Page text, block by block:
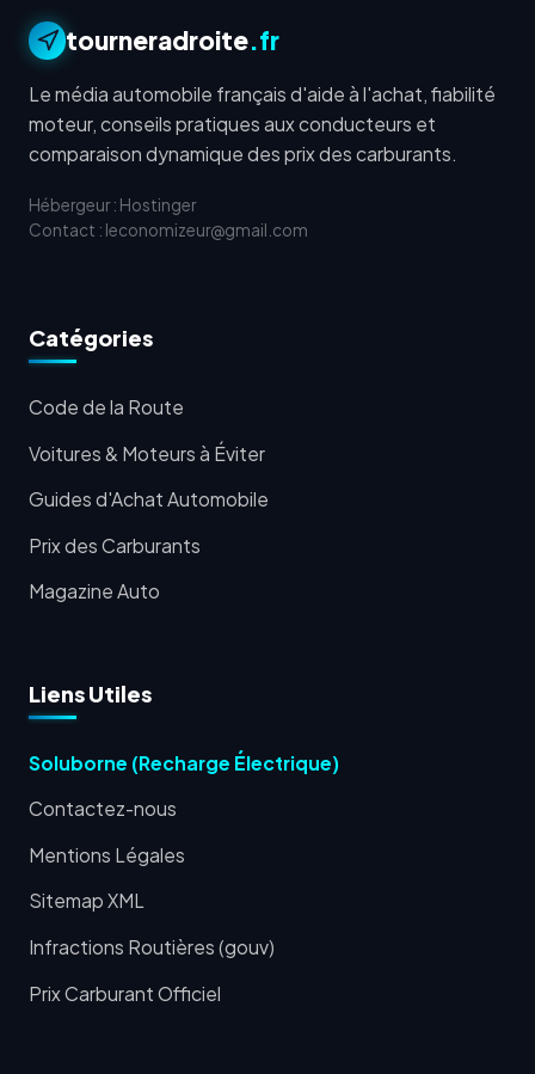
tourneradroite.fr
Le média automobile français d'aide à l'achat, fiabilité
moteur, conseils pratiques aux conducteurs et
comparaison dynamique des prix des carburants.
Hébergeur : Hostinger
Contact : leconomizeur@gmail.com
Catégories
Code de la Route
Voitures & Moteurs à Éviter
Guides d'Achat Automobile
Prix des Carburants
Magazine Auto
Liens Utiles
Soluborne (Recharge Électrique)
Contactez-nous
Mentions Légales
Sitemap XML
Infractions Routières (gouv)
Prix Carburant Officiel